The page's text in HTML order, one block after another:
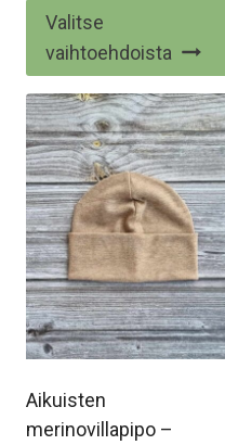
Valitse
vaihtoehdoista
Aikuisten
merinovillapipo –